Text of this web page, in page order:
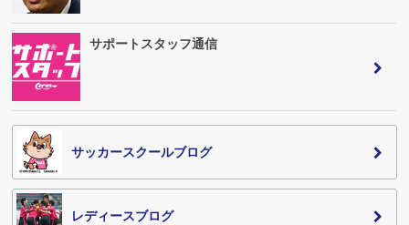
サポートスタッフ通信
サッカースクールブログ
レディースブログ